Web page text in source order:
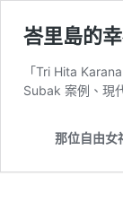
峇里島的
「Tri Hita
Subak 案例、現
那位自由女